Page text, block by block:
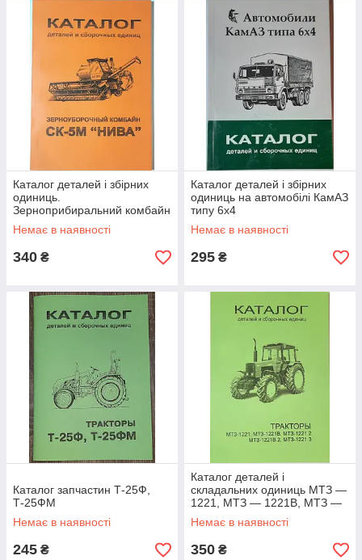
Каталог деталей і збірних
одиниць.
Зерноприбиральний комбайн
СК-5М 'НІВА'
Немає в наявності
340 ₴
Каталог деталей і збірних
одиниць на автомобілі КамАЗ
типу 6х4
Немає в наявності
295 ₴
Каталог запчастин Т-25Ф,
Т-25ФМ
Немає в наявності
245 ₴
Каталог деталей і
складальних одиниць МТЗ —
1221, МТЗ — 1221В, МТЗ —
1221.2, МТЗ — 1221В.2, МТЗ
— 1221. 3
Немає в наявності
350 ₴